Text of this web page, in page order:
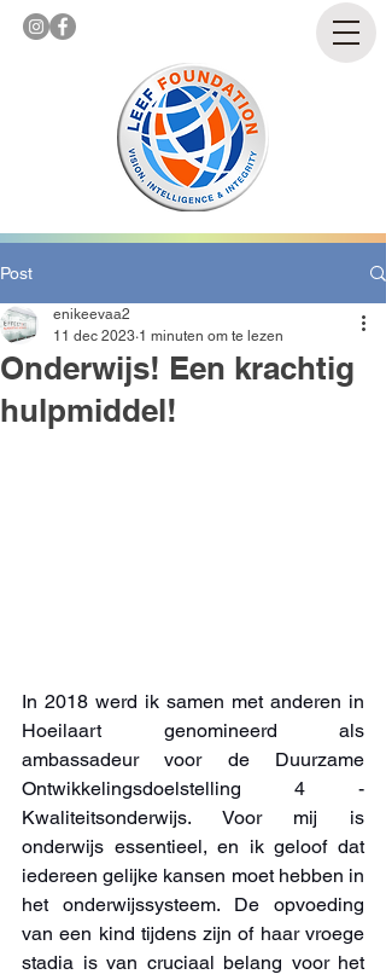
Post
Onderwijs! Een krachtig
hulpmiddel!
enikeevaa2
11 dec 2023 1 minuten om te lezen
In 2018 werd ik samen met anderen in
Hoeilaart genomineerd als
ambassadeur voor de Duurzame
Ontwikkelingsdoelstelling 4 -
Kwaliteitsonderwijs. Voor mij is
onderwijs essentieel, en ik geloof dat
iedereen gelijke kansen moet hebben in
het onderwijssysteem. De opvoeding
van een kind tijdens zijn of haar vroege
stadia is van cruciaal belang voor het